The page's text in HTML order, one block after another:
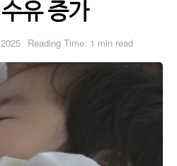
유 증가
Reading Time: 1 min read